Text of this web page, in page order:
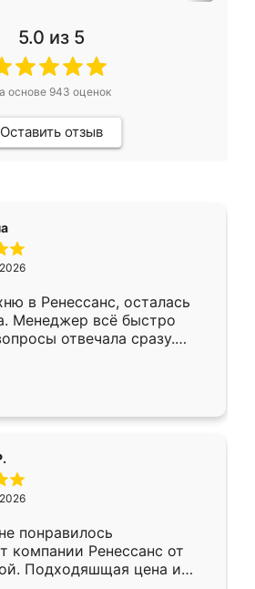
5.0 из 5
основе 943 оценок
Оставить отзыв
в Ренессанс, осталась
Менеджер всё быстро
отвечала сразу.
в субботу, подошёл к
Собрали
аккуратно, даже
понравилось
компании Ренессанс от
Подходяшщая цена и